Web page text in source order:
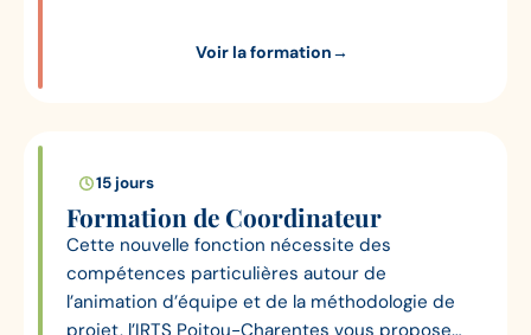
Voir la formation→
15 jours
Formation de Coordinateur
Cette nouvelle fonction nécessite des
compétences particulières autour de
l’animation d’équipe et de la méthodologie de